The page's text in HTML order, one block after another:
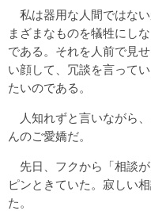
私は器用な人間ではな
まざまなものを犠牲にし
である。それを人前で見
い顔して、冗談を言って
たいのである。
人知れずと言いながら
んのご愛嬌だ。
先日、フクから「相談
ピンときていた。寂しい
た。